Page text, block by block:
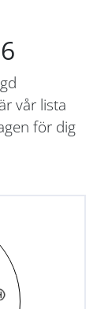
vår lista
för dig